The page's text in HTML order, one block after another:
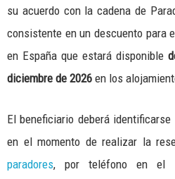
su acuerdo con la cadena de
consistente en un descuento para
en España que estará disponible
diciembre de 2026 en los
El beneficiario deberá
en el momento de realizar la
paradores, por teléfono en el